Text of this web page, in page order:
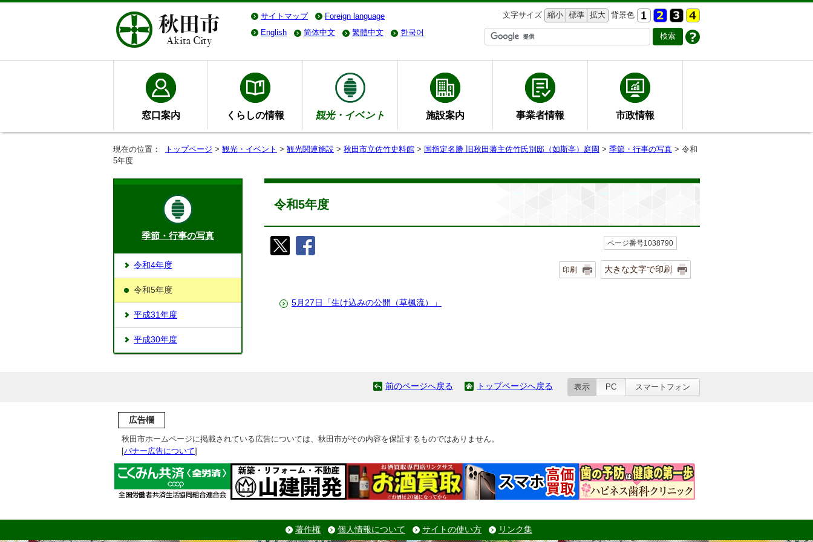
サイトマップ Foreign language 文字サイズ 縮小 標準 拡大 背景色
English
简体中文 繁體中文 한국어
窓口案内 くらしの情報 観光・イベント 施設案内 事業者情報 市政情報
現在の位置： トップページ > 観光・イベント > 観光関連施設 > 秋田市立佐竹史料館 > 国指定名勝 旧秋田藩主佐竹氏別邸（如斯亭）庭園 > 季節・行事の写真 > 令和
5年度
令和5年度
ページ番号1038790
印刷 大きな文字で印刷
5月27日「生け込みの公開（草楓流）」
季節・行事の写真
令和4年度
令和5年度
平成31年度
平成30年度
前のページへ戻る トップページへ戻る 表示 PC スマートフォン
広告欄
秋田市ホームページに掲載されている広告については、秋田市がその内容を保証するものではありません。
[バナー広告について]
著作権 個人情報について サイトの使い方 リンク集